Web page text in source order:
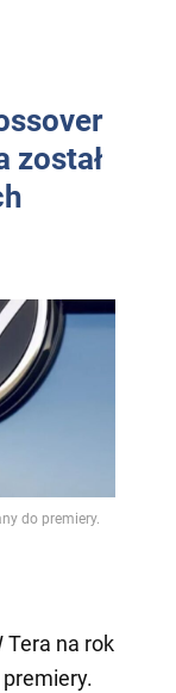
został
do premiery.
Tera na rok